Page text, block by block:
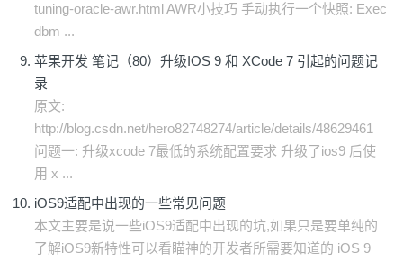
tuning-oracle-awr.html AWR小技巧 手动执行一个快照: Exec
dbm ...
苹果开发 笔记（80）升级IOS 9 和 XCode 7 引起的问题记
录
原文:
http://blog.csdn.net/hero82748274/article/details/48629461
问题一: 升级xcode 7最低的系统配置要求 升级了ios9 后使
用 x ...
iOS9适配中出现的一些常见问题
本文主要是说一些iOS9适配中出现的坑,如果只是要单纯的
了解iOS9新特性可以看瞄神的开发者所需要知道的 iOS 9